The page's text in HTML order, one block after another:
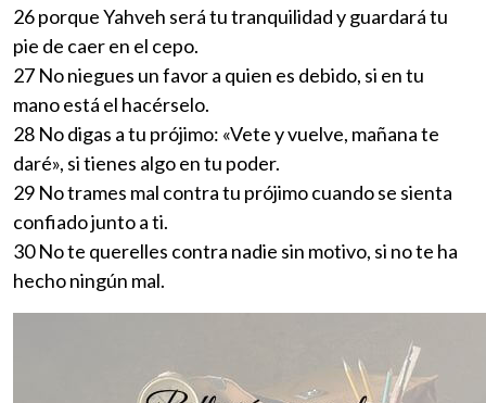
26 porque Yahveh será tu tranquilidad y guardará tu
pie de caer en el cepo.
27 No niegues un favor a quien es debido, si en tu
mano está el hacérselo.
28 No digas a tu prójimo: «Vete y vuelve, mañana te
daré», si tienes algo en tu poder.
29 No trames mal contra tu prójimo cuando se sienta
confiado junto a ti.
30 No te querelles contra nadie sin motivo, si no te ha
hecho ningún mal.